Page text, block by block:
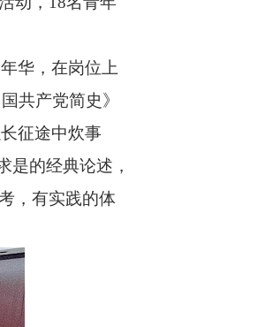
华，在岗位上
共产党简史》
征途中炊事
是的经典论述，
，有实践的体